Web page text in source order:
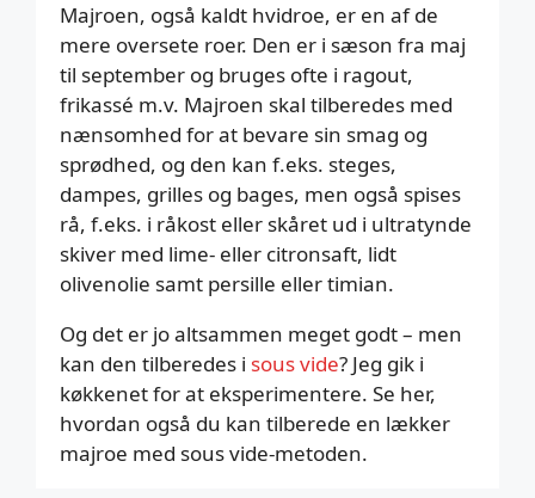
Majroen, også kaldt hvidroe, er en af de
mere oversete roer. Den er i sæson fra maj
til september og bruges ofte i ragout,
frikassé m.v. Majroen skal tilberedes med
nænsomhed for at bevare sin smag og
sprødhed, og den kan f.eks. steges,
dampes, grilles og bages, men også spises
rå, f.eks. i råkost eller skåret ud i ultratynde
skiver med lime- eller citronsaft, lidt
olivenolie samt persille eller timian.
Og det er jo altsammen meget godt – men
kan den tilberedes i sous vide? Jeg gik i
køkkenet for at eksperimentere. Se her,
hvordan også du kan tilberede en lækker
majroe med sous vide-metoden.